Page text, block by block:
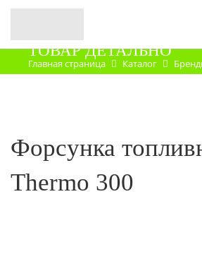
ТОВАР ДЕТАЛЬНО
Главная страница Каталог
Запасные части
Форсунка
Thermo 300